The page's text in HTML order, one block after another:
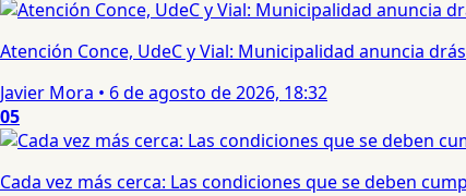
Atención Conce, UdeC y Vial: Municipalidad anuncia
Javier Mora • 6 de agosto de 2026, 18:32
05
Cada vez más cerca: Las condiciones que se deben